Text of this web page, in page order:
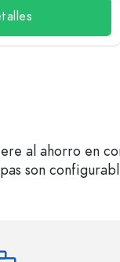
al ahorro en
son